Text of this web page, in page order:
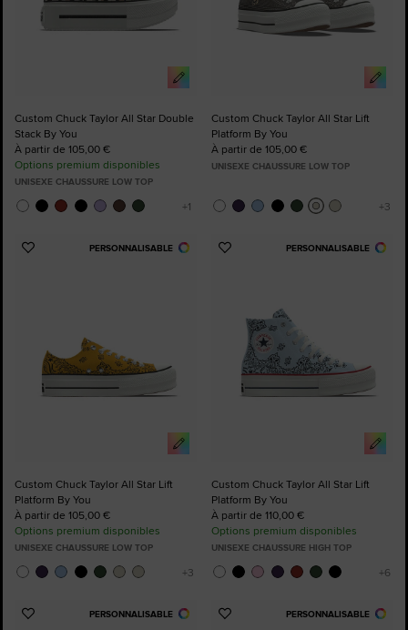
Custom Chuck Taylor All Star Double
Stack By You
À partir de 105,00 €
Options premium disponibles
UNISEXE CHAUSSURE LOW TOP
Custom Chuck Taylor All Star Lift
Platform By You
À partir de 105,00 €
UNISEXE CHAUSSURE LOW TOP
PERSONNALISABLE
Ajouter
Custom Chuck Taylor All Star Lift
Platform By You
À partir de 105,00 €
Options premium disponibles
UNISEXE CHAUSSURE LOW TOP
PERSONNALISABLE
Ajouter
Custom Chuck Taylor All Star Lift
Platform By You
À partir de 110,00 €
Options premium disponibles
UNISEXE CHAUSSURE HIGH TOP
PERSONNALISABLE
Ajouter
PERSONNALISABLE
Ajouter